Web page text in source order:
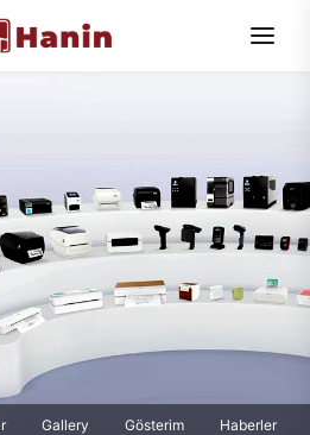
Gallery Gösterim
Haberler